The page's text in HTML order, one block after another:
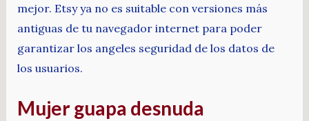
mejor. Etsy ya no es suitable con versiones más
antiguas de tu navegador internet para poder
garantizar los angeles seguridad de los datos de
los usuarios.
Mujer guapa desnuda